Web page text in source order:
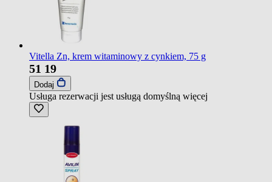
Vitella Zn, krem witaminowy z cynkiem, 75 g
51 19
Dodaj
Usługa rezerwacji jest usługą domyślną więcej